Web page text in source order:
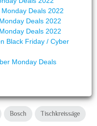
Deals 2022
Deals 2022
Deals 2022
Black Friday / Cyber
Monday Deals
Bosch Tischkreissäge